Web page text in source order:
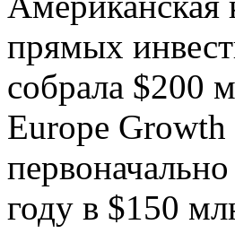
прямых
собрала $200
Europe
году в $150